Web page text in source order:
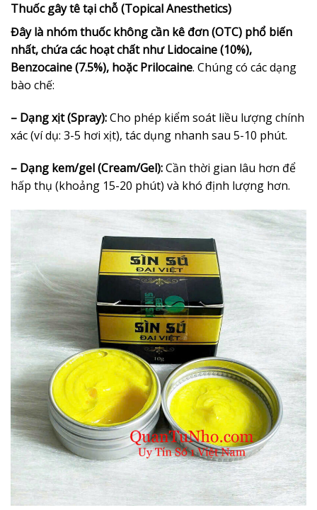
Thuốc gây tê tại chỗ (Topical Anesthetics)
Đây là nhóm thuốc không cần kê đơn (OTC) phổ biến
nhất, chứa các hoạt chất như Lidocaine (10%),
Benzocaine (7.5%), hoặc Prilocaine. Chúng có các dạng
bào chế:
– Dạng xịt (Spray):Cho phép kiểm soát liều lượng chính
xác (ví dụ: 3-5 hơi xịt), tác dụng nhanh sau 5-10 phút.
– Dạng kem/gel (Cream/Gel):Cần thời gian lâu hơn để
hấp thụ (khoảng 15-20 phút) và khó định lượng hơn.